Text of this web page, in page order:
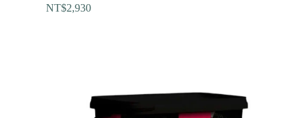
NT$2,930